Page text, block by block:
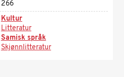
266
Kultur
Litteratur
Samisk språk
Skjønnlitteratur